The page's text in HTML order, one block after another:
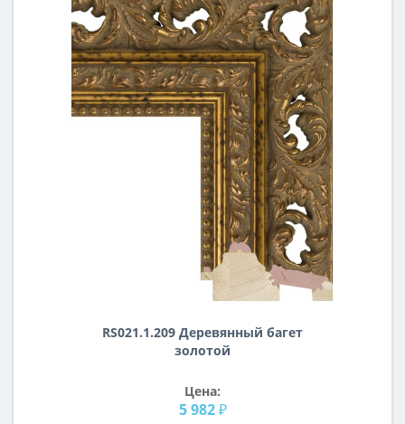
RS021.1.209 Деревянный багет
золотой
Цена:
5 982 ₽